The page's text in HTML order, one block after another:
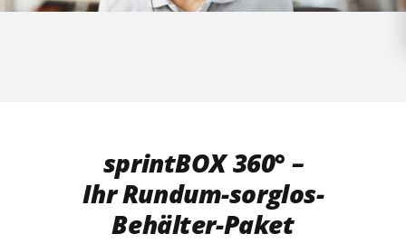
sprintBOX 360° –
Ihr Rundum-sorglos-
Behälter-Paket